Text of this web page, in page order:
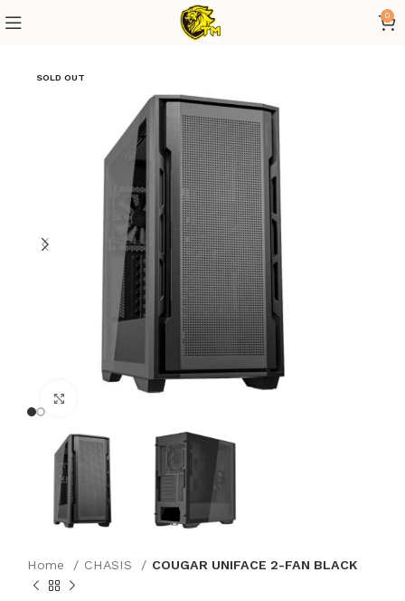
0
SOLD OUT
Click to enlarge
Home CHASIS COUGAR UNIFACE 2-FAN BLACK